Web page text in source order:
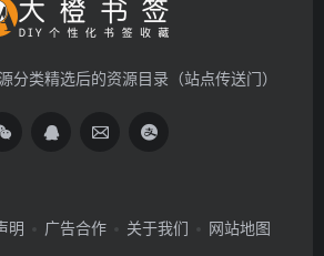
分类精选后的资源目录（站点传送门）
明 广告合作 关于我们
网站地图